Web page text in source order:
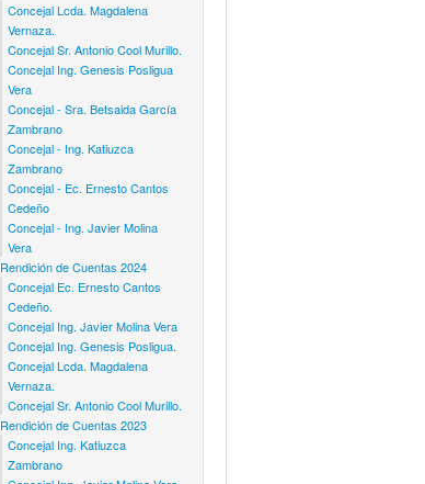
Concejal Lcda. Magdalena
Vernaza.
Concejal Sr. Antonio Cool Murillo.
Concejal Ing. Genesis Posligua
Vera
Concejal - Sra. Betsaida García
Zambrano
Concejal - Ing. Katiuzca
Zambrano
Concejal - Ec. Ernesto Cantos
Cedeño
Concejal - Ing. Javier Molina
Vera
Rendición de Cuentas 2024
Concejal Ec. Ernesto Cantos
Cedeño.
Concejal Ing. Javier Molina Vera
Concejal Ing. Genesis Posligua.
Concejal Lcda. Magdalena
Vernaza.
Concejal Sr. Antonio Cool Murillo.
Rendición de Cuentas 2023
Concejal Ing. Katiuzca
Zambrano